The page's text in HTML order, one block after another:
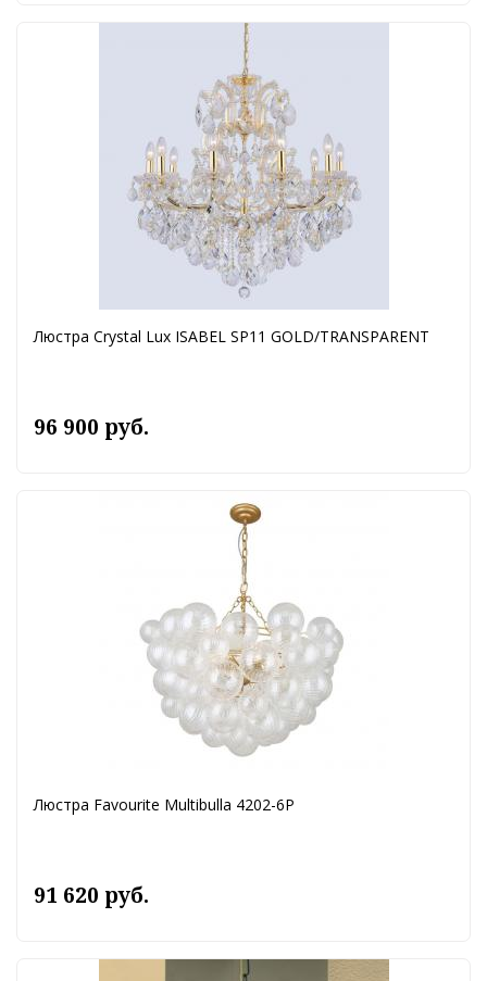
Люстра Crystal Lux ISABEL SP11 GOLD/TRANSPARENT
96 900 руб.
Люстра Favourite Multibulla 4202-6P
91 620 руб.